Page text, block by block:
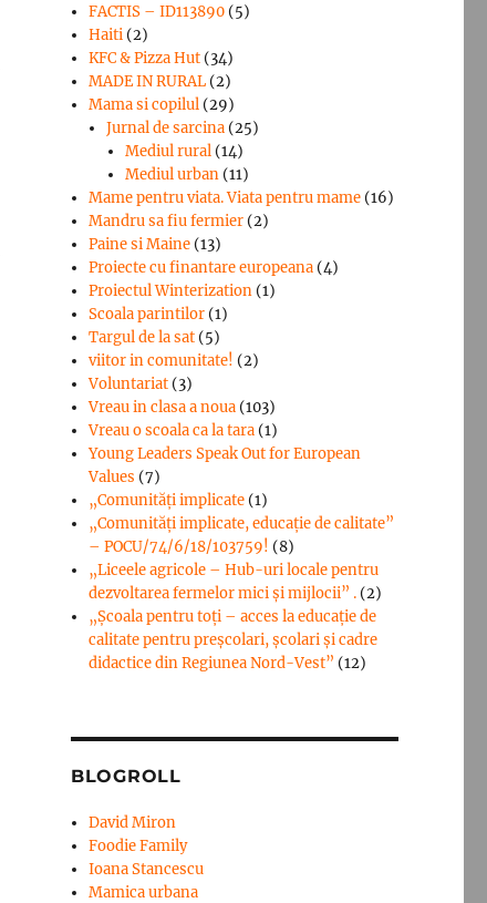
FACTIS – ID113890 (5)
Haiti (2)
KFC & Pizza Hut (34)
MADE IN RURAL (2)
Mama si copilul (29)
Jurnal de sarcina (25)
Mediul rural(14)
Mediul urban(11)
Mame pentru viata. Viata pentru mame (16)
Mandru sa fiu fermier (2)
Paine si Maine (13)
Proiecte cu finantare europeana (4)
Proiectul Winterization (1)
Scoala parintilor (1)
Targul de la sat (5)
viitor in comunitate! (2)
Voluntariat (3)
Vreau in clasa a noua (103)
Vreau o scoala ca la tara (1)
Young Leaders Speak Out for European
Values (7)
„Comunități implicate (1)
„Comunități implicate, educație de calitate”
– POCU/74/6/18/103759! (8)
„Liceele agricole – Hub-uri locale pentru
dezvoltarea fermelor mici şi mijlocii” . (2)
„Școala pentru toți – acces la educație de
calitate pentru preșcolari, școlari și cadre
didactice din Regiunea Nord-Vest” (12)
BLOGROLL
David Miron
Foodie Family
Ioana Stancescu
Mamica urbana